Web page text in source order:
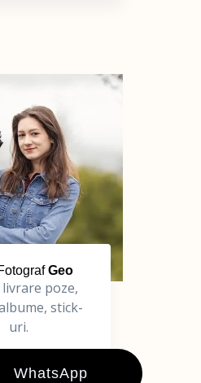
Geo
poze,
stick-
uri.
WhatsApp